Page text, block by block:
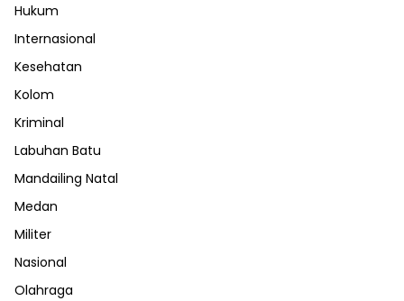
Hukum
Internasional
Kesehatan
Kolom
Kriminal
Labuhan Batu
Mandailing Natal
Medan
Militer
Nasional
Olahraga